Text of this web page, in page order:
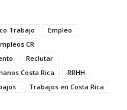
Trabajo
Empleo
CR
Reclutar
Costa Rica
RRHH
Trabajos en Costa Rica